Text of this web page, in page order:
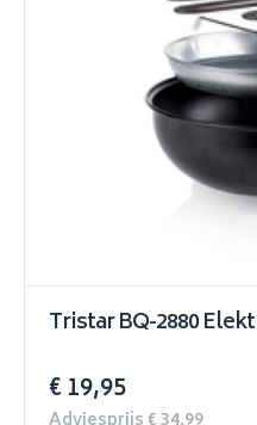
Tristar BQ-2880
€ 19,95